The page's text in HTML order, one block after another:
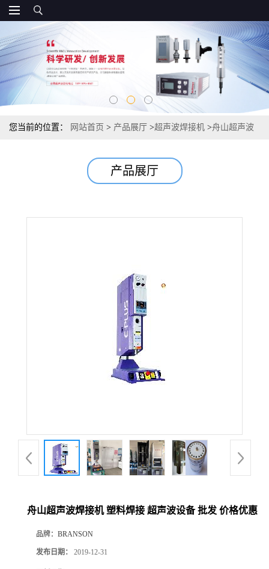
您当前的位置： 网站首页 > 产品展厅 >超声波焊接机 >舟山超声波
产品展厅
舟山超声波焊接机 塑料焊接 超声波设备 批发 价格优惠
品牌： BRANSON
发布日期： 2019-12-31